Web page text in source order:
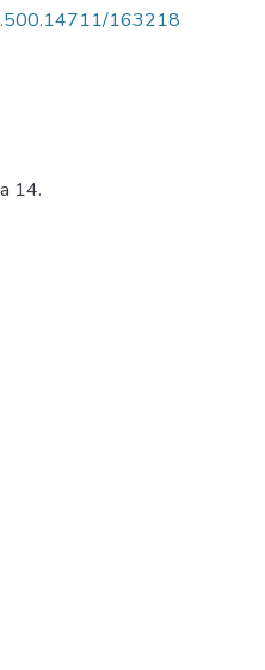
163218
14.